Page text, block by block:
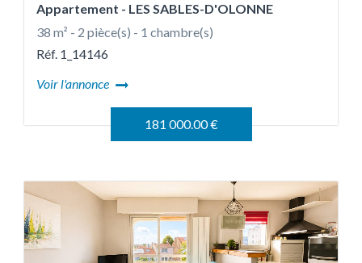
Appartement - LES SABLES-D'OLONNE
38 m² - 2 pièce(s) - 1 chambre(s)
Réf. 1_14146
Voir l'annonce
181 000.00 €